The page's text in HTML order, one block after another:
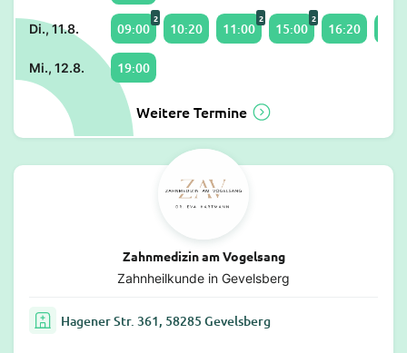
Di., 11.8. 09:00
2
10:20 11:00
2
15:00
2
16:20
Mi., 12.8. 19:00
Weitere Termine
Zahnmedizin am Vogelsang
Zahnheilkunde in Gevelsberg
Hagener Str. 361, 58285 Gevelsberg